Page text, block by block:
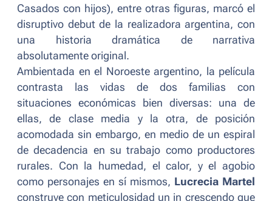
Casados con hijos), entre otras figuras, marcó el
disruptivo debut de la realizadora argentina, con
una historia dramática de narrativa
absolutamente original.
Ambientada en el Noroeste argentino, la película
contrasta las vidas de dos familias con
situaciones económicas bien diversas: una de
ellas, de clase media y la otra, de posición
acomodada sin embargo, en medio de un espiral
de decadencia en su trabajo como productores
rurales. Con la humedad, el calor, y el agobio
como personajes en sí mismos, Lucrecia Martel
construye con meticulosidad un in crescendoque